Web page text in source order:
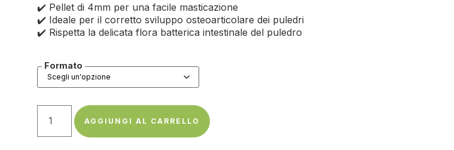
✔️ Pellet di 4mm per una facile masticazione
✔️ Ideale per il corretto sviluppo osteoarticolare dei puledri
✔️ Rispetta la delicata flora batterica intestinale del puledro
Formato
AGGIUNGI AL CARRELLO